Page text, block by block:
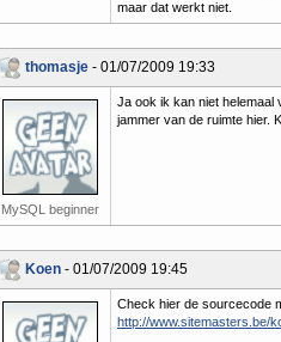
maar dat werkt niet.
thomasje - 01/07/2009 19:33
MySQL beginner
Ja ook ik kan niet helemaal
jammer van de ruimte hier.
Koen - 01/07/2009 19:45
Check hier de sourcecode
http://www.sitemasters.be/